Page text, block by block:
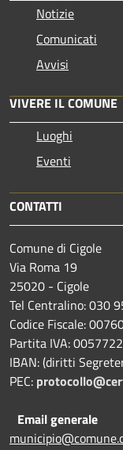
Notizie
Comunicati
Avvisi
VIVERE IL COMUNE
Luoghi
Eventi
CONTATTI
Comune di Cigole
Via Roma 19
25020 - Cigole
Tel Centralino: 030
Codice Fiscale:
Partita IVA:
IBAN: (diritti
PEC:
Email generale